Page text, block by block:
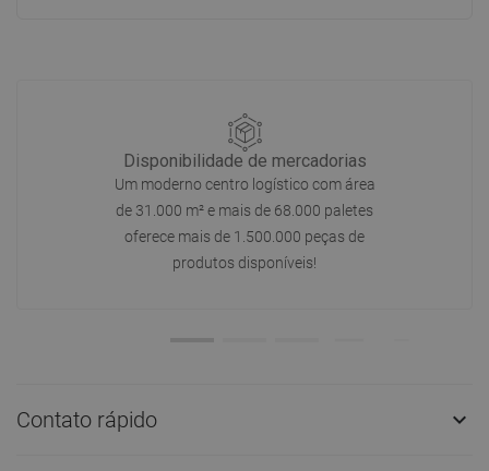
Disponibilidade de mercadorias
Um moderno centro logístico com área
de 31.000 m² e mais de 68.000 paletes
oferece mais de 1.500.000 peças de
produtos disponíveis!
Contato rápido 